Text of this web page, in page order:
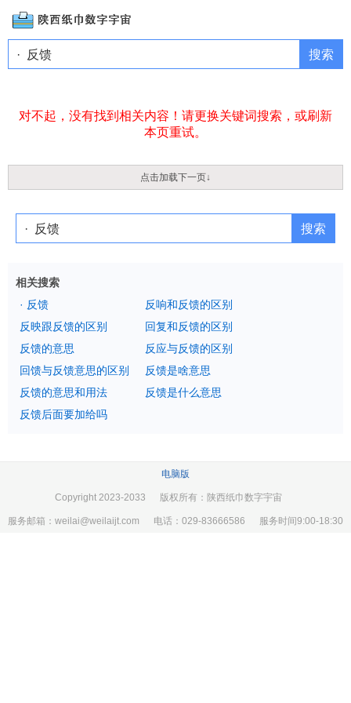
对不起，没有找到相关内容！请更换关键词搜索，或刷新
本页重试。
点击加载下一页↓
相关搜索
· 反馈
反响和反馈的区别
反映跟反馈的区别
回复和反馈的区别
反馈的意思
反应与反馈的区别
回馈与反馈意思的区别
反馈是啥意思
反馈的意思和用法
反馈是什么意思
反馈后面要加给吗
电脑版
Copyright 2023-2033 版权所有：陕西纸巾数字宇宙
服务邮箱：weilai@weilaijt.com 电话：029-83666586 服务时间9:00-18:30